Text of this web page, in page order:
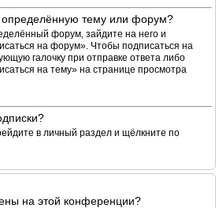
определённую тему или форум?
форум, зайдите на него и
на форум». Чтобы подписаться на
галочку при отправке ответа либо
на тему» на странице просмотра
в личный раздел и щёлкните по
на этой конференции?